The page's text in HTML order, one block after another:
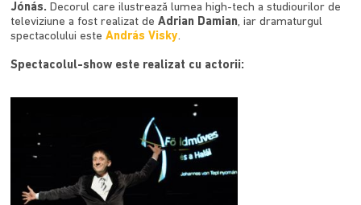
Jónás. Decorul care ilustrează lumea high-tech a studiourilor de
televiziune a fost realizat deAdrian Damian, iar dramaturgul
spectacolului esteAndrás Visky.
Spectacolul-show este realizat cu actorii: